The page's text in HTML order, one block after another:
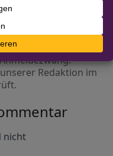
mit!
Redaktion im
nicht